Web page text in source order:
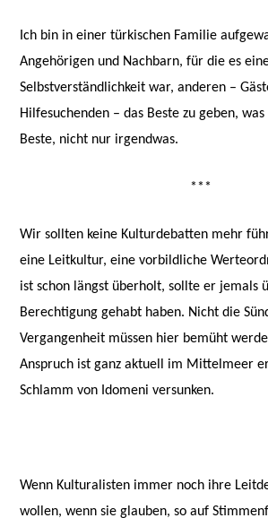
Ich bin in einer türkischen Familie
Angehörigen und Nachbarn, für die es
Selbstverständlichkeit war, anderen –
Hilfesuchenden – das Beste zu geben,
Beste, nicht nur irgendwas.
***
Wir sollten keine Kulturdebatten mehr
eine Leitkultur, eine vorbildliche
ist schon längst überholt, sollte er jemals
Berechtigung gehabt haben. Nicht die
Vergangenheit müssen hier bemüht
Anspruch ist ganz aktuell im Mittelmeer
Schlamm von Idomeni versunken.
Wenn Kulturalisten immer noch ihre
wollen, wenn sie glauben, so auf